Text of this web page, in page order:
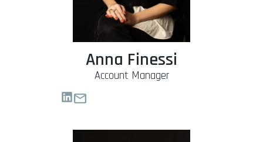
Anna Finessi
Account Manager